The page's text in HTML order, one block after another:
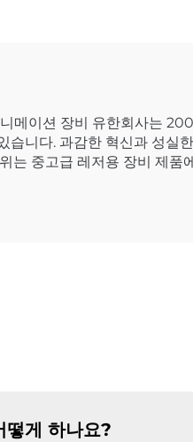
메이션 장비 유한회사는
습니다. 과감한 혁신과 성실
는 중고급 레저용 장비 제
게 하나요?